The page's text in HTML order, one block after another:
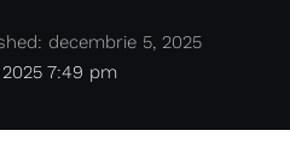
7:49 pm
decembrie 5, 2025